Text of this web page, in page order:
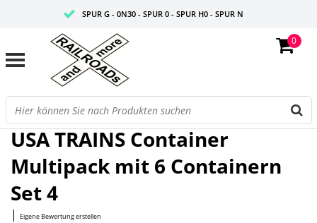
SPUR G - 0N30 - SPUR 0 - SPUR H0 - SPUR N
0
Startseite/Container Multipack mit 6 Containern Set 4
USA TRAINS Container
Multipack mit 6 Containern
Set 4
| Eigene Bewertung erstellen